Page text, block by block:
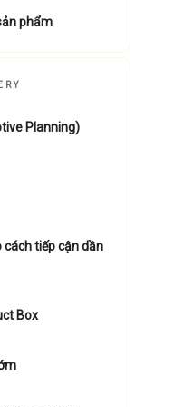
phẩm
Planning)
tiếp cận dần
Box